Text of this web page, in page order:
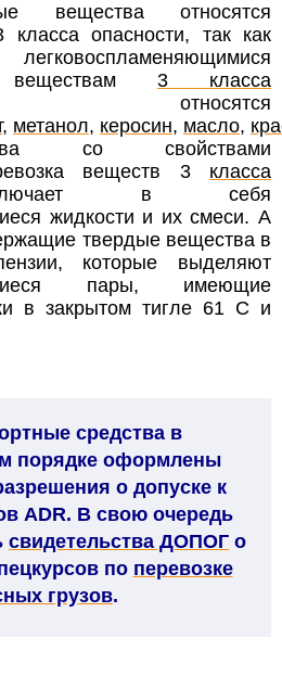
вещества относятся
опасности, так как
3 класса
метанол, керосин, масло,
со свойствами
веществ 3 класса
в себя
жидкости и их смеси. А
твердые вещества в
которые выделяют
пары, имеющие
в закрытом тигле 61 С и
средства в
порядке оформлены
о допуске к
ADR. В свою очередь
свидетельства ДОПОГ о
по перевозке
грузов.